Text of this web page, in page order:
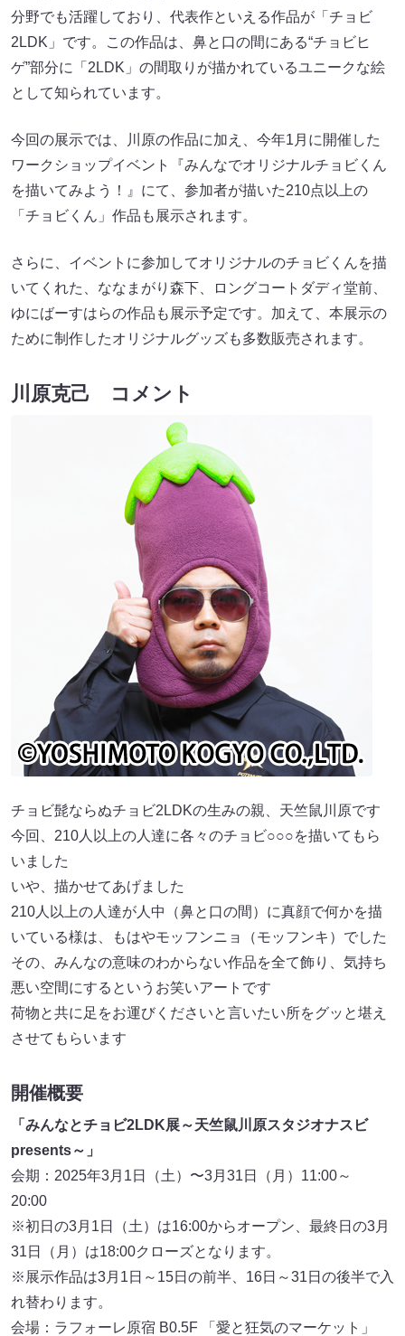
分野でも活躍しており、代表作といえる作品が「チョビ
2LDK」です。この作品は、鼻と口の間にある“チョビヒ
ゲ”部分に「2LDK」の間取りが描かれているユニークな絵
として知られています。
今回の展示では、川原の作品に加え、今年1月に開催した
ワークショップイベント『みんなでオリジナルチョビくん
を描いてみよう！』にて、参加者が描いた210点以上の
「チョビくん」作品も展示されます。
さらに、イベントに参加してオリジナルのチョビくんを描
いてくれた、ななまがり森下、ロングコートダディ堂前、
ゆにばーすはらの作品も展示予定です。加えて、本展示の
ために制作したオリジナルグッズも多数販売されます。
川原克己 コメント
チョビ髭ならぬチョビ2LDKの生みの親、天竺鼠川原です
今回、210人以上の人達に各々のチョビ○○○を描いてもら
いました
いや、描かせてあげました
210人以上の人達が人中（鼻と口の間）に真顔で何かを描
いている様は、もはやモッフンニョ（モッフンキ）でした
その、みんなの意味のわからない作品を全て飾り、気持ち
悪い空間にするというお笑いアートです
荷物と共に足をお運びくださいと言いたい所をグッと堪え
させてもらいます
開催概要
「みんなとチョビ2LDK展～天竺鼠川原スタジオナスビ
presents～」
会期：2025年3月1日（土）〜3月31日（月）11:00～
20:00
※初日の3月1日（土）は16:00からオープン、最終日の3月
31日（月）は18:00クローズとなります。
※展示作品は3月1日～15日の前半、16日～31日の後半で入
れ替わります。
会場：ラフォーレ原宿 B0.5F 「愛と狂気のマーケット」